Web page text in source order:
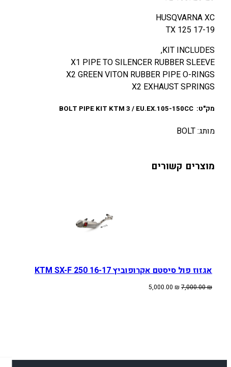
HUSQVARNA XC
TX 125 17-19
KIT INCLUDES,
X1 PIPE TO SILENCER RUBBER SLEEVE
X2 GREEN VITON RUBBER PIPE O-RINGS
X2 EXHAUST SPRINGS
מק"ט: BOLT PIPE KIT KTM 3 / EU.EX.105-150CC
מותג: BOLT
מוצרים קשורים
אגזוז פול סיסטם אקרופוביץ KTM SX-F 250 16-17
7,000.00₪
המחיר5,000.00 ₪
המחיר